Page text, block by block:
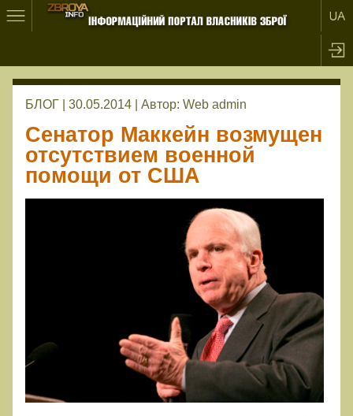
БЛОГ | 30.05.2014 | Автор: Web admin
Сенатор Маккейн возмущен
отсутствием военной
помощи от США